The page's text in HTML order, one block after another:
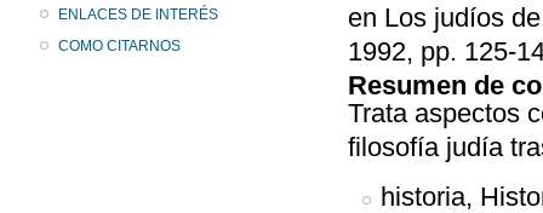
ENLACES DE INTERÉS
COMO CITARNOS
en Los judíos
1992, pp. 125-
Resumen de
Trata aspectos
filosofía judía
historia,